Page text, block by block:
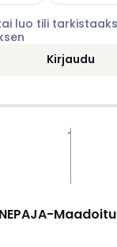
luo tili
Kirjaudu
-